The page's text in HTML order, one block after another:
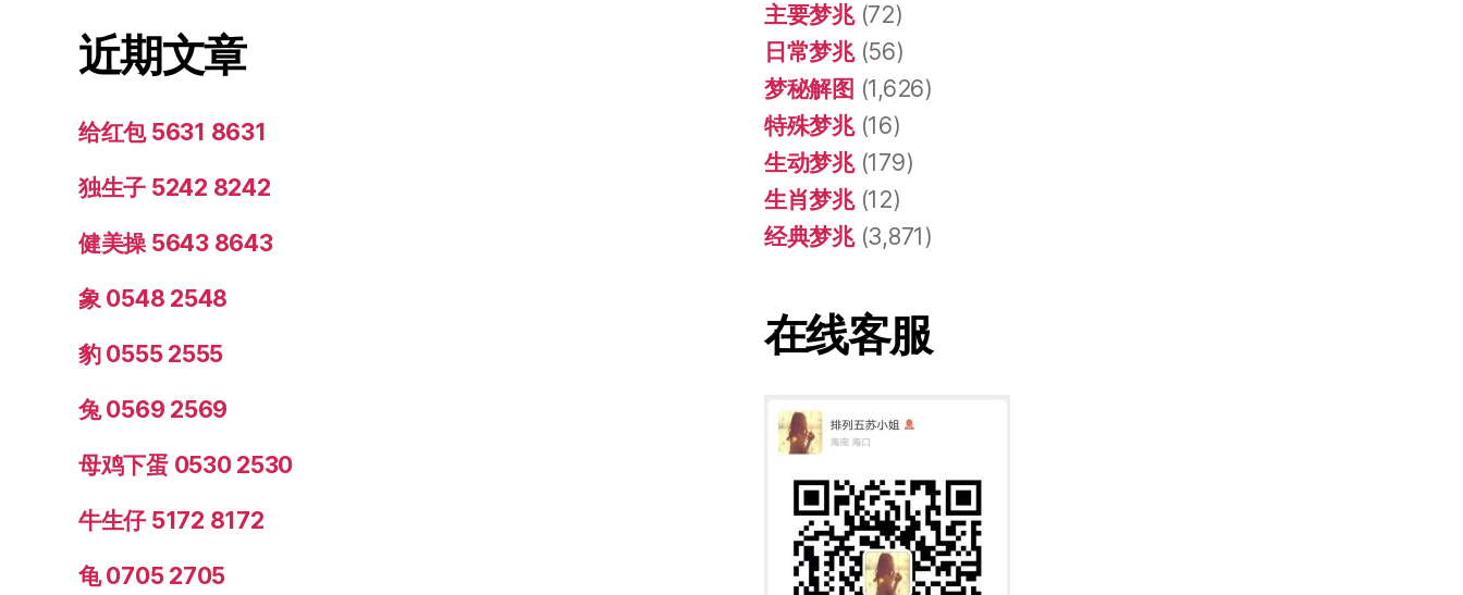
近期文章
给红包 5631 8631
独生子 5242 8242
健美操 5643 8643
象 0548 2548
豹 0555 2555
兔 0569 2569
母鸡下蛋 0530 2530
牛生仔 5172 8172
龟 0705 2705
主要梦兆(72)
日常梦兆(56)
梦秘解图 (1,626)
特殊梦兆(16)
生动梦兆(179)
生肖梦兆(12)
经典梦兆(3,871)
在线客服